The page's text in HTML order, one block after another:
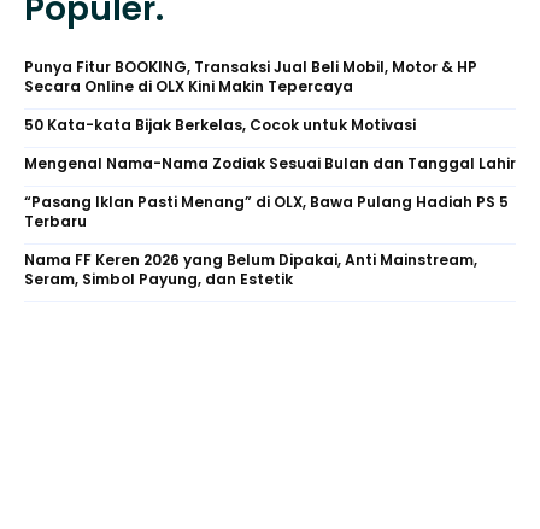
Punya Fitur BOOKING, Transaksi Jual Beli Mobil, Motor & HP
Secara Online di OLX Kini Makin Tepercaya
50 Kata-kata Bijak Berkelas, Cocok untuk Motivasi
Mengenal Nama-Nama Zodiak Sesuai Bulan dan Tanggal Lahir
“Pasang Iklan Pasti Menang” di OLX, Bawa Pulang Hadiah PS 5
Terbaru
Nama FF Keren 2026 yang Belum Dipakai, Anti Mainstream,
Seram, Simbol Payung, dan Estetik